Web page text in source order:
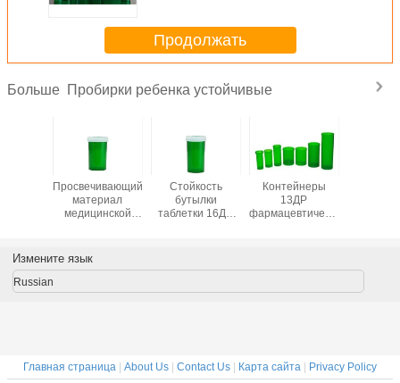
Продолжать
Больше Пробирки ребенка устойчивые
Просвечивающий
материал
медицинской
контейнеров
доказательства
зеленого цвета
Стойкость
бутылки
таблетки 16ДР
высокая с
размерами
Контейнеры
13ДР
фармацевтического
преграждая
лучей
ребенка
Измените язык
Russian
Главная страница About Us Contact Us Карта сайта Privacy Policy